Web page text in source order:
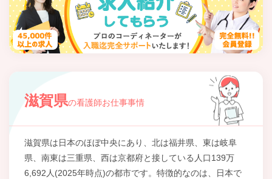
滋賀県の看護師お仕事事情
滋賀県は日本のほぼ中央にあり、北は福井県、東は岐阜
県、南東は三重県、西は京都府と接している人口139万
6,692人(2025年時点)の都市です。特徴的なのは、日本で